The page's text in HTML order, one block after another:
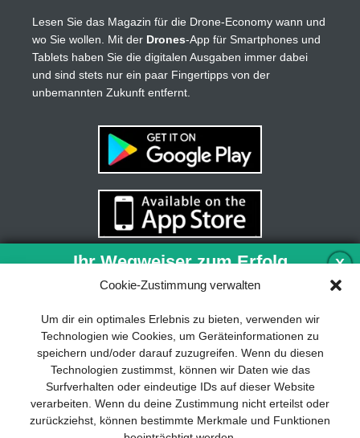
Cookie-Zustimmung verwalten
Um dir ein optimales Erlebnis zu bieten, verwenden wir
Technologien wie Cookies, um Geräteinformationen zu
speichern und/oder darauf zuzugreifen. Wenn du diesen
Technologien zustimmst, können wir Daten wie das
Surfverhalten oder eindeutige IDs auf dieser Website
verarbeiten. Wenn du deine Zustimmung nicht erteilst oder
zurückziehst, können bestimmte Merkmale und Funktionen
Lesen Sie das Magazin für die Drone-Economy wann und
wo Sie wollen. Mit der Drones-App für Smartphones und
Tablets haben Sie die digitalen Ausgaben immer dabei
und sind stets nur ein paar Fingertipps von der
unbemannten Zukunft entfernt.
X
Ihr Wegweiser zum Erfolg
nachhaltigen Geschäftsmodells sind für
jedes Unternehmen unverzichtbar. Das
Business Model Canvas hilft, sich dabei
auf das Wesentliche zu konzentrieren
und stets im Blick zu behalten, worauf es
wirklich ankommt.